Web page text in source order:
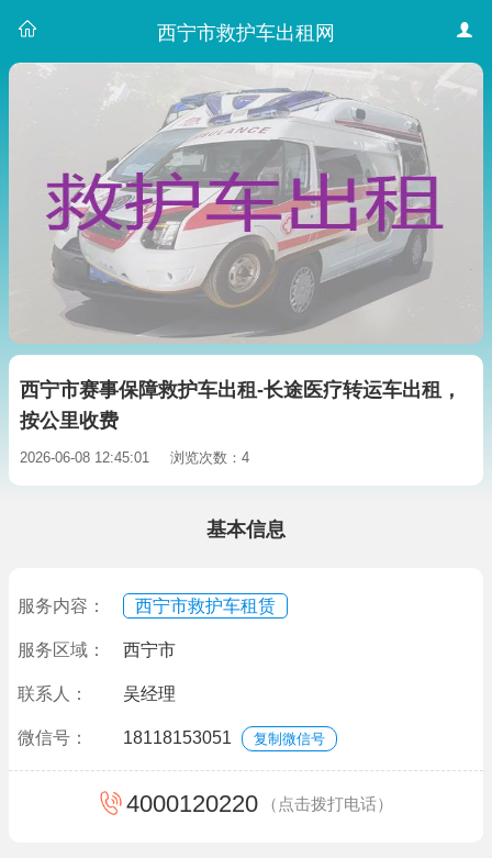
西宁市救护车出租网
西宁市赛事保障救护车出租-长途医疗转运车出租，
按公里收费
2026-06-08 12:45:01 浏览次数：4
基本信息
服务内容： 西宁市救护车租赁
服务区域： 西宁市
联系人： 吴经理
微信号： 18118153051 复制微信号
4000120220 （点击拨打电话）